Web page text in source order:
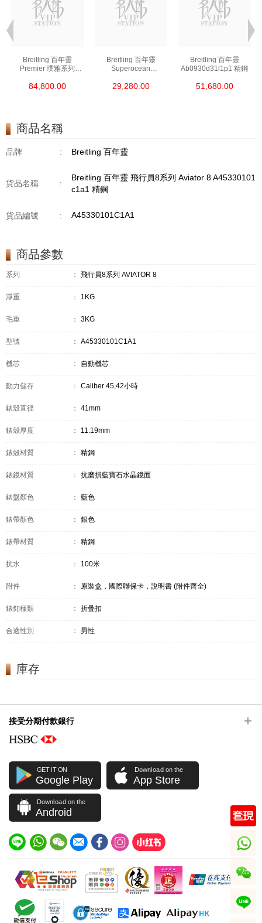
Breitling 百年靈
Premier 璞雅系列
84,800.00
Breitling 百年靈
Superocean
A17376a31l1s1 精鋼
29,280.00
Breitling 百年靈
Ab0930d31l1p1 精鋼
51,680.00
商品名稱
品牌 : Breitling 百年靈
貨品名稱 :
Breitling 百年靈 飛行員8系列 Aviator 8 A45330101
c1a1 精鋼
貨品編號 : A45330101C1A1
商品參數
系列 ： 飛行員8系列 AVIATOR 8
淨重 ： 1KG
毛重 ： 3KG
型號 ： A45330101C1A1
機芯 ： 自動機芯
動力儲存 ： Caliber 45,42小時
錶殼直徑 ： 41mm
錶殼厚度 ： 11.19mm
錶殼材質 ： 精鋼
錶鏡材質 ： 抗磨損藍寶石水晶鏡面
錶盤顏色 ： 藍色
錶帶顏色 ： 銀色
錶帶材質 ： 精鋼
抗水 ： 100米
附件 ： 原裝盒，國際聯保卡，說明書 (附件齊全)
錶釦種類 ： 折疊扣
合適性別 ： 男性
庫存
接受分期付款銀行
GET IT ON
Google Play
Download on the
App Store
Download on the
Android
whatsapp